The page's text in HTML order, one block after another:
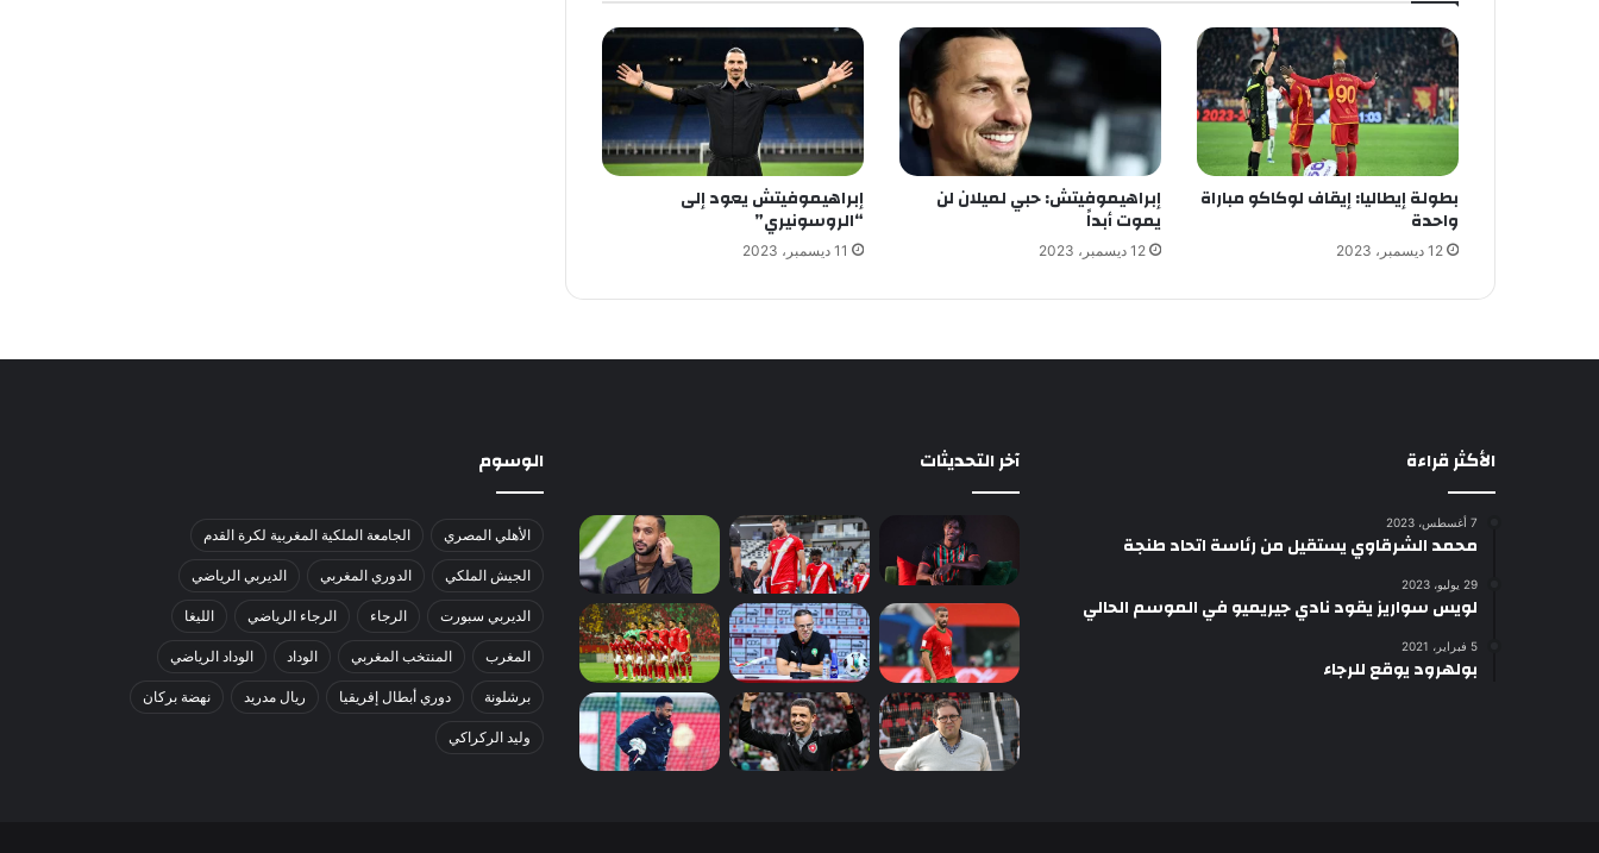
بطولة إيطاليا: إيقاف لوكاكو مباراة
واحدة
12 ديسمبر، 2023
إبراهيموفيتش: حبي لميلان لن
يموت أبداً
12 ديسمبر، 2023
إبراهيموفيتش يعود إلى
“الروسونيري”
11 ديسمبر، 2023
الأكثر قراءة
7 أغسطس، 2023
محمد الشرقاوي يستقيل من رئاسة اتحاد طنجة
29 يوليو، 2023
لويس سواريز يقود نادي جيريميو في الموسم الحالي
5 فبراير، 2021
بولهرود يوقع للرجاء
آخر التحديثات الوسوم
الأهلي المصري الجامعة الملكية المغربية لكرة القدم
الجيش الملكي الدوري المغربي الديربي الرياضي
الديربي سبورت الرجاء الرجاء الرياضي الليغا
المغرب المنتخب المغربي الوداد الوداد الرياضي
برشلونة دوري أبطال إفريقيا ريال مدريد نهضة بركان
وليد الركراكي